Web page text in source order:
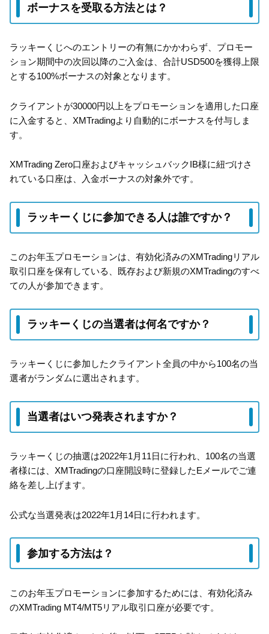
ボーナスを受取る方法とは？
ラッキーくじへのエントリーの有無にかかわらず、プロモー
ション期間中の次回以降のご入金は、合計USD500を獲得上限
とする100%ボーナスの対象となります。
クライアントが30000円以上をプロモーションを適用した口座
に入金すると、XMTradingより自動的にボーナスを付与しま
す。
XMTrading Zero口座およびキャッシュバックIB様に紐づけさ
れている口座は、入金ボーナスの対象外です。
ラッキーくじに参加できる人は誰ですか？
このお年玉プロモーションは、有効化済みのXMTradingリアル
取引口座を保有している、既存および新規のXMTradingのすべ
ての人が参加できます。
ラッキーくじの当選者は何名ですか？
ラッキーくじに参加したクライアント全員の中から100名の当
選者がランダムに選出されます。
当選者はいつ発表されますか？
ラッキーくじの抽選は2022年1月11日に行われ、100名の当選
者様には、XMTradingの口座開設時に登録したEメールでご連
絡を差し上げます。
公式な当選発表は2022年1月14日に行われます。
参加する方法は？
このお年玉プロモーションに参加するためには、有効化済み
のXMTrading MT4/MT5リアル取引口座が必要です。